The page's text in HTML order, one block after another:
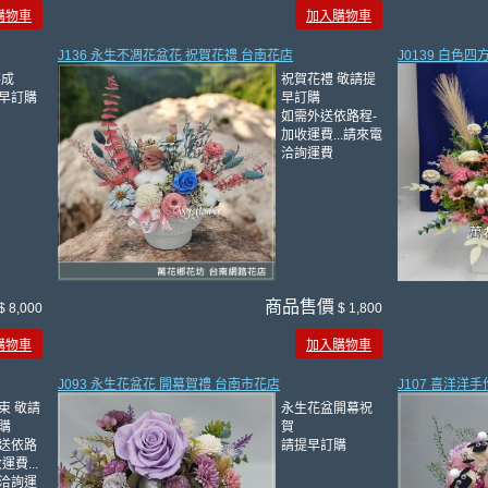
物車 加入購物車
訂購
8,000
物車
J136 永生不凋花盆花 祝賀花禮 台南花店
祝賀花禮 敬請提
早訂購
如需外送依路程-
加收運費...請來電
洽詢運費
商品售價 $ 1,800
加入購物車
J0139 白色四
敬請
依路
費...
詢運
J093 永生花盆花 開幕賀禮 台南市花店
永生花盆開幕祝
賀
請提早訂購
J107 喜洋洋手